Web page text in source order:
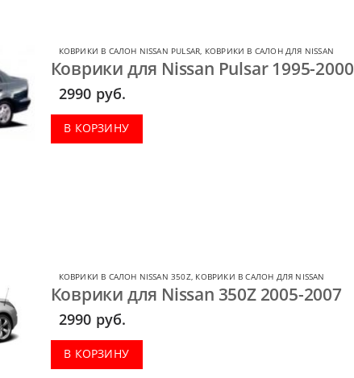
КОВРИКИ В САЛОН NISSAN PULSAR, КОВРИКИ В САЛОН ДЛЯ NISSAN
Коврики для Nissan Pulsar 1995-2000
2990 руб.
В КОРЗИНУ
КОВРИКИ В САЛОН NISSAN 350Z, КОВРИКИ В САЛОН ДЛЯ NISSAN
Коврики для Nissan 350Z 2005-2007
2990 руб.
В КОРЗИНУ